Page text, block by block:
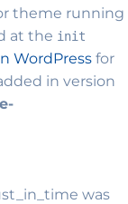
theme running
at the init
WordPress for
in version
was